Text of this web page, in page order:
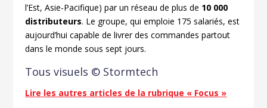
l’Est, Asie-Pacifique) par un réseau de plus de 10 000
distributeurs. Le groupe, qui emploie 175 salariés, est
aujourd’hui capable de livrer des commandes partout
dans le monde sous sept jours.
Tous visuels © Stormtech
Lire les autres articles de la rubrique « Focus »